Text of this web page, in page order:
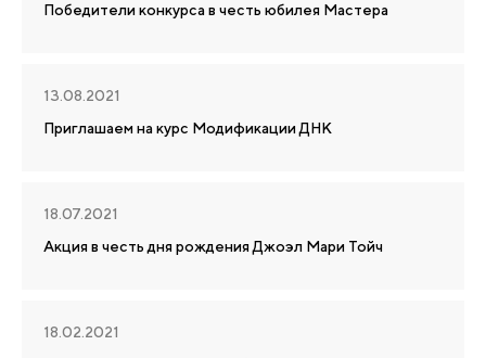
Победители конкурса в честь юбилея Мастера
13.08.2021
Приглашаем на курс Модификации ДНК
18.07.2021
Акция в честь дня рождения Джоэл Мари Тойч
18.02.2021